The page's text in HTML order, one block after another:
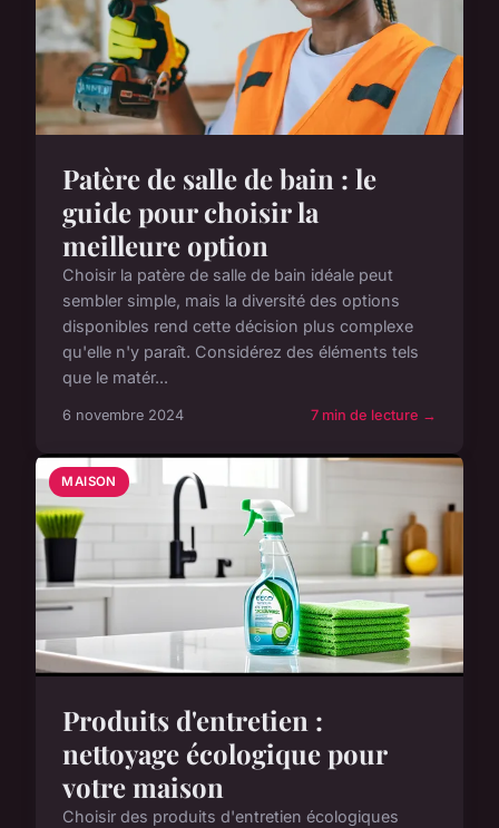
Patère de salle de bain : le
guide pour choisir la
meilleure option
Choisir la patère de salle de bain idéale peut
sembler simple, mais la diversité des options
disponibles rend cette décision plus complexe
qu'elle n'y paraît. Considérez des éléments tels
que le matér...
6 novembre 2024 7 min de lecture →
MAISON
Produits d'entretien :
nettoyage écologique pour
votre maison
Choisir des produits d'entretien écologiques